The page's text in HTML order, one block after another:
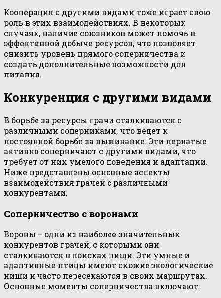
Кооперация с другими видами тоже играет свою
роль в этих взаимодействиях. В некоторых
случаях, наличие союзников может помочь в
эффективной добыче ресурсов, что позволяет
снизить уровень прямого соперничества и
создать дополнительные возможности для
питания.
Конкуренция с другими видами
В борьбе за ресурсы грачи сталкиваются с
различными соперниками, что ведет к
постоянной борьбе за выживание. Эти пернатые
активно соперничают с другими видами, что
требует от них умелого поведения и адаптации.
Ниже представлены основные аспекты
взаимодействия грачей с различными
конкурентами.
Соперничество с воронами
Вороны – одни из наиболее значительных
конкурентов грачей, с которыми они
сталкиваются в поисках пищи. Эти умные и
адаптивные птицы имеют схожие экологические
ниши и часто пересекаются в своих маршрутах.
Основные моменты соперничества включают: